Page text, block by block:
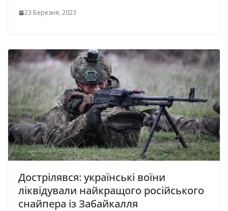
23 Березня, 2023
Дострілявся: українські воїни
ліквідували найкращого російського
снайпера із Забайкалля